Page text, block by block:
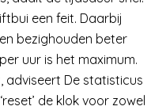
een feit. Daarbij
bezighouden beter
uur is het maximum.
adviseert De statisticus
de klok voor zowel